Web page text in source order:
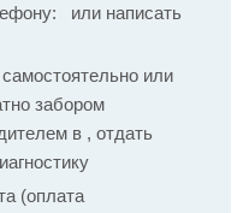
или написать
самостоятельно или
забором
в , отдать
(оплата